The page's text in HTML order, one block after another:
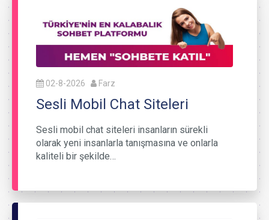
02-8-2026 Farz
Sesli Mobil Chat Siteleri
Sesli mobil chat siteleri insanların sürekli
olarak yeni insanlarla tanışmasına ve onlarla
kaliteli bir şekilde…